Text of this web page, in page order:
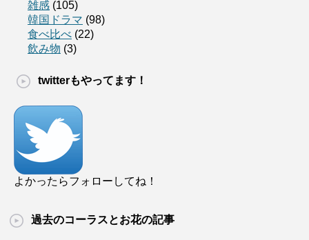
雑感 (105)
韓国ドラマ (98)
食べ比べ (22)
飲み物 (3)
twitterもやってます！
よかったらフォローしてね！
過去のコーラスとお花の記事